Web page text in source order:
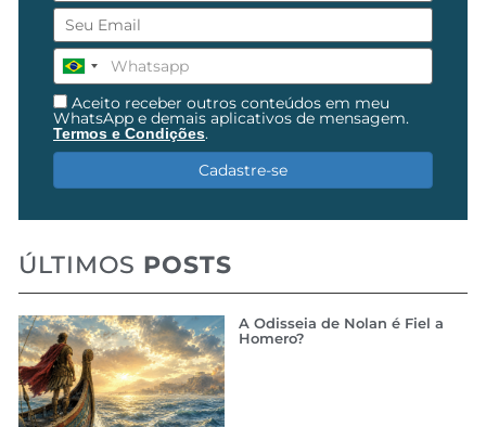
Aceito receber outros conteúdos em meu
WhatsApp e demais aplicativos de mensagem.
Termos e Condições.
Cadastre-se
ÚLTIMOS POSTS
A Odisseia de Nolan é Fiel a
Homero?